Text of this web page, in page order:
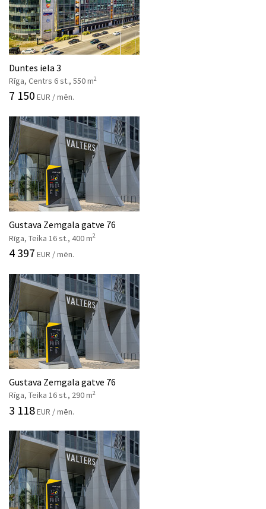
Duntes iela 3
Rīga, Centrs 6 st., 550 m2
7 150 EUR / mēn.
Gustava Zemgala gatve 76
Rīga, Teika 16 st., 400 m2
4 397 EUR / mēn.
Gustava Zemgala gatve 76
Rīga, Teika 16 st., 290 m2
3 118EUR / mēn.